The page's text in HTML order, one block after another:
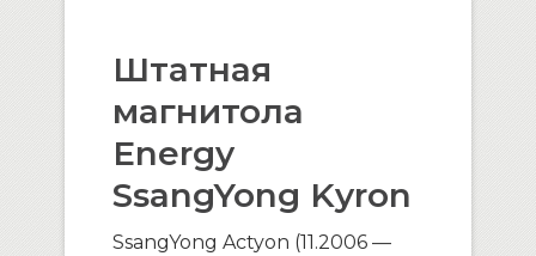
Штатная
магнитола
Energy
SsangYong Kyron
SsangYong Actyon (11.2006 —